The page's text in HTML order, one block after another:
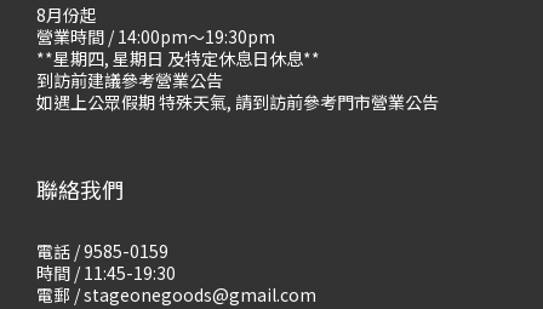
8月份起
營業時間 / 14:00pm～19:30pm
**星期四, 星期日 及特定休息日休息**
到訪前建議參考營業公告
如遇上公眾假期 特殊天氣, 請到訪前參考門市營業公告
聯絡我們
電話 / 9585-0159
時間 / 11:45-19:30
電郵 / stageonegoods@gmail.com